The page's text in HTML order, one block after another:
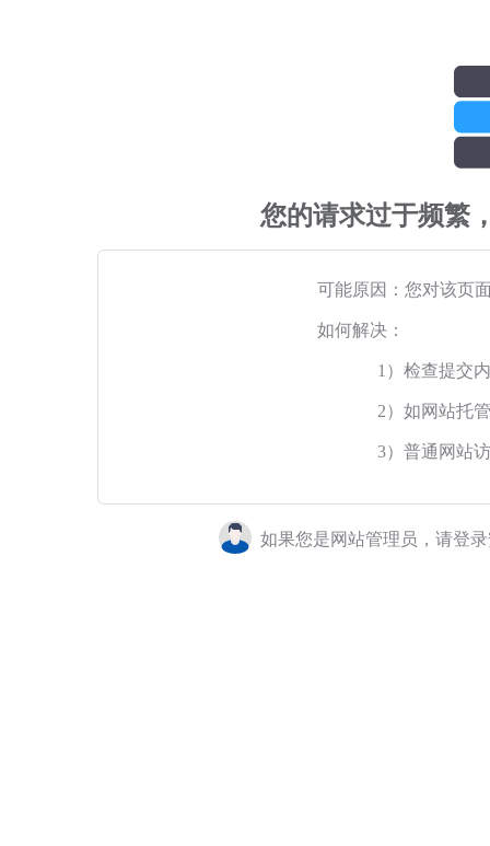
您的请求过于频繁
可能原因：您对该页
如何解决：
1）检查提交
2）如网站托
3）普通网站
如果您是网站管理员，请登